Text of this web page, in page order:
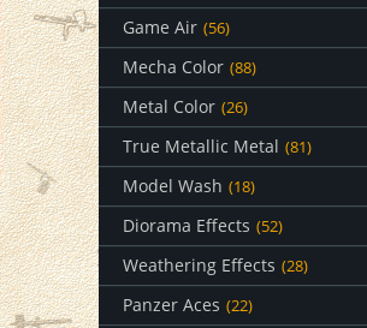
Game Air (56)
Mecha Color (88)
Metal Color (26)
True Metallic Metal (81)
Model Wash (18)
Diorama Effects (52)
Weathering Effects (28)
Panzer Aces (22)